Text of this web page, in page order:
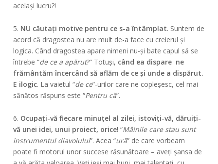
același lucru?!
5. NU căutați motive pentru ce s-a întâmplat. Suntem de
acord că dragostea nu are mult de-a face cu creierul și
logica. Când dragostea apare nimeni nu-și bate capul să se
întrebe “de ce a apărut?” Totuși, când ea dispare ne
frământăm încercând să aflăm de ce și unde a dispărut.
E ilogic. La vaietul “de ce”-urilor care ne copleșesc, cel mai
sănătos răspuns este “Pentru că”.
6. Ocupați-vă fiecare minuțel al zilei, istoviți-vă, dăruiți-
vă unei idei, unui proiect, orice! “Mâinile care stau sunt
instrumentul diavolului”. Acea “ură” de care vorbeam
poate fi motorul unor succese răsunătoare – aveți șansa de